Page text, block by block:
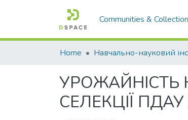
Communities &
Home
УРОЖАЙНІСТЬ
СЕЛЕКЦІЇ